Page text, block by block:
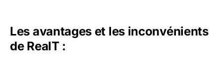
Les avantages et les inconvénients
de RealT :